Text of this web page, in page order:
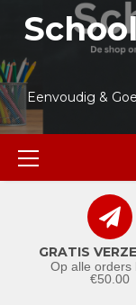
inhoud
Eenvoudig &
Primair
menu
GRATIS
Op alle orders
€50.00